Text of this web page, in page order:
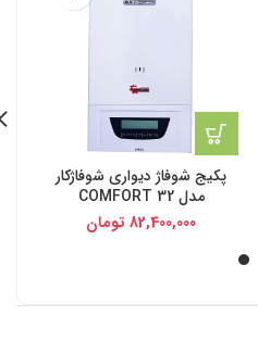
پکیج شوفاژ دیواری شوفاژکار
مدل COMFORT 32
82,400,000 تومان